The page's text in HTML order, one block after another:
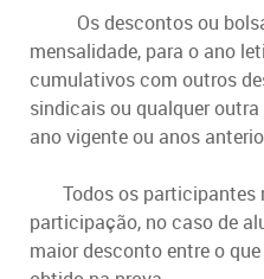
Os descontos ou
mensalidade, para o ano
cumulativos com outros
sindicais ou qualquer
ano vigente ou anos
Todos os participantes
participação, no caso de
maior desconto entre o